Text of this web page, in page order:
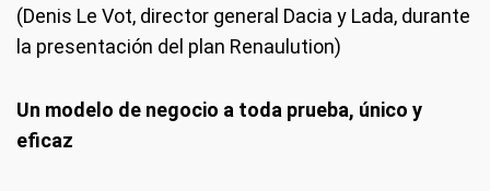
(Denis Le Vot, director general Dacia y Lada, durante
la presentación del plan Renaulution)
Un modelo de negocio a toda prueba, único y
eficaz